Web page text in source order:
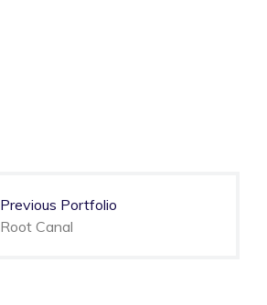
Previous Portfolio
Root Canal